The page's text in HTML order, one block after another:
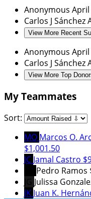
Anonymous April
Carlos J Sánchez
View More Recent
Anonymous April
Carlos J Sánchez
View More Top
My Teammates
Sort:
MO Marcos O.
$1,001.50
JC Jamal Castro
Pedro Ramos
JG Julissa
JK Juan K.